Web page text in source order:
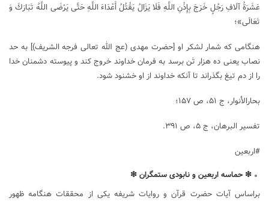
عَشَرَةُ آلَافِ رَجُلٍ خَرَجَ بِإِذْنِ اللَّهِ فَلَا يَزَالُ يَقْتُلُ أَعْدَاءَ اللَّهِ حَتَّى يَرْضَى اللَّهُ تَبَارَكَ وَ
تَعَالَى‏»؛
هنگامی که شمار لشکر او [حضرت مهدی (عج الله تعالی فرجه الشریف)] به حد
نصاب یعنی ده هزار تَن برسد به فرمان خداوند خروج کند و پیوسته دشمنان خدا
را از دم تیغ بگذراند تا آنکه خداوند از او خشنود شود.
بحارالأنوار، ج ۵۱، ص ۱۵۷؛
تفسیر البرهان، ج ۵، ص ۳۹۱.
#اربعین
❇حماسه اربعین و نابودی ستمگران❇
براساس آیات حضرت قرآن و روایات شریفه یکی از محققات هنگامه ظهور